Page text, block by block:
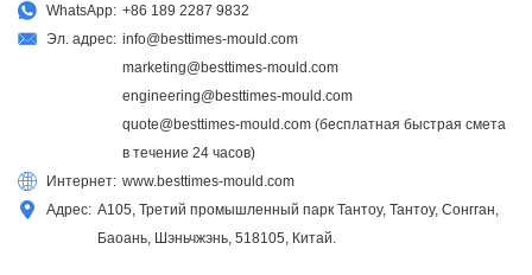
WhatsApp: +86 189 2287 9832
Эл. адрес: info@besttimes-mould.com
marketing@besttimes-mould.com
engineering@besttimes-mould.com
quote@besttimes-mould.com (бесплатная быстрая смета
в течение 24 часов)
Интернет: www.besttimes-mould.com
Адрес: A105, Третий промышленный парк Тантоу, Тантоу, Сонгган,
Баоань, Шэньчжэнь, 518105, Китай.